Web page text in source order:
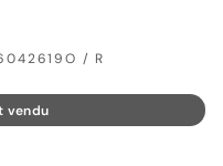
/ R
vendu